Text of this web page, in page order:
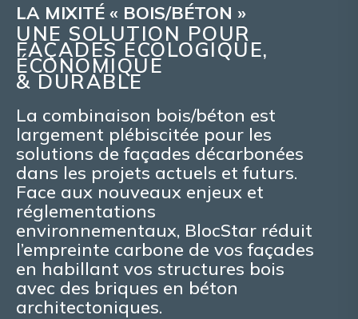
LA MIXITÉ « BOIS/BÉTON »
UNE SOLUTION POUR
FAÇADES ÉCOLOGIQUE,
ÉCONOMIQUE
& DURABLE
La combinaison bois/béton est
largement plébiscitée pour les
solutions de façades décarbonées
dans les projets actuels et futurs.
Face aux nouveaux enjeux et
réglementations
environnementaux, BlocStar réduit
l’empreinte carbone de vos façades
en habillant vos structures bois
avec des briques en béton
architectoniques.